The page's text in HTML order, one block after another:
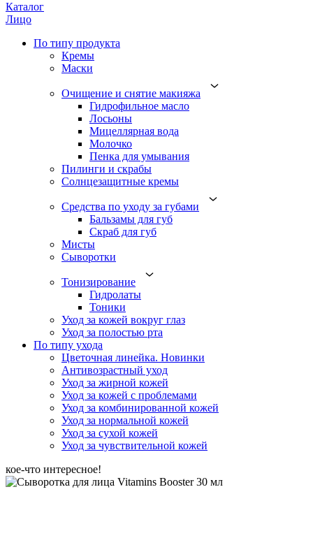
Каталог
Лицо
По типу продукта
Кремы
Маски
Очищение и снятие макияжа
Гидрофильное масло
Лосьоны
Мицеллярная вода
Молочко
Пенка для умывания
Пилинги и скрабы
Солнцезащитные кремы
Средства по уходу за губами
Бальзамы для губ
Скраб для губ
Мисты
Сыворотки
Тонизирование
Гидролаты
Тоники
Уход за кожей вокруг глаз
Уход за полостью рта
По типу ухода
Цветочная линейка. Новинки
Антивозрастный уход
Уход за жирной кожей
Уход за кожей с проблемами
Уход за комбинированной кожей
Уход за нормальной кожей
Уход за сухой кожей
Уход за чувствительной кожей
кое-что интересное!